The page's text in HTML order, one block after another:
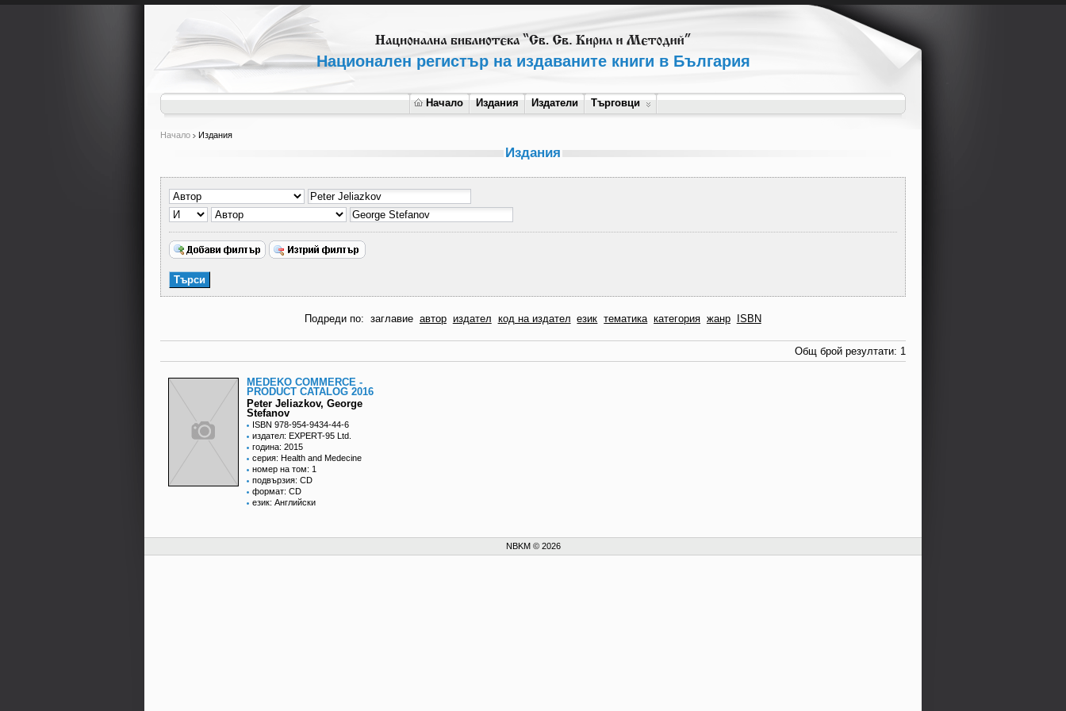
Национален регистър на издаваните книги в България
Начало Издания Издатели Търговци
Начало Издания
Издания
Подреди по: заглавие автор издател код на издател език тематика категория жанр ISBN
Общ брой резултати: 1
MEDEKO COMMERCE -
PRODUCT CATALOG 2016
Peter Jeliazkov, George
Stefanov
ISBN 978-954-9434-44-6
издател: EXPERT-95 Ltd.
година: 2015
серия: Health and Medecine
номер на том: 1
подвързия: CD
формат: CD
език: Английски
NBKM © 2026